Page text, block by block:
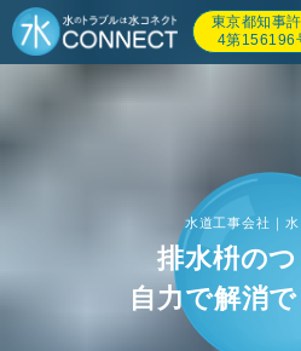
東京都知事
4第156196
水道工事会社｜
排水枡の
自力で解消